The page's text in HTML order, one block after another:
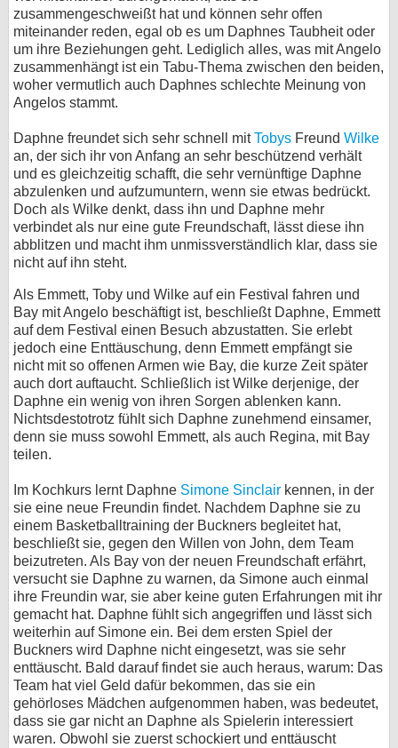
zusammengeschweißt hat und können sehr offen
miteinander reden, egal ob es um Daphnes Taubheit oder
um ihre Beziehungen geht. Lediglich alles, was mit Angelo
zusammenhängt ist ein Tabu-Thema zwischen den beiden,
woher vermutlich auch Daphnes schlechte Meinung von
Angelos stammt.
Daphne freundet sich sehr schnell mitTobys Freund Wilke
an, der sich ihr von Anfang an sehr beschützend verhält
und es gleichzeitig schafft, die sehr vernünftige Daphne
abzulenken und aufzumuntern, wenn sie etwas bedrückt.
Doch als Wilke denkt, dass ihn und Daphne mehr
verbindet als nur eine gute Freundschaft, lässt diese ihn
abblitzen und macht ihm unmissverständlich klar, dass sie
nicht auf ihn steht.
Als Emmett, Toby und Wilke auf ein Festival fahren und
Bay mit Angelo beschäftigt ist, beschließt Daphne, Emmett
auf dem Festival einen Besuch abzustatten. Sie erlebt
jedoch eine Enttäuschung, denn Emmett empfängt sie
nicht mit so offenen Armen wie Bay, die kurze Zeit später
auch dort auftaucht. Schließlich ist Wilke derjenige, der
Daphne ein wenig von ihren Sorgen ablenken kann.
Nichtsdestotrotz fühlt sich Daphne zunehmend einsamer,
denn sie muss sowohl Emmett, als auch Regina, mit Bay
teilen.
Im Kochkurs lernt Daphne Simone Sinclair kennen, in der
sie eine neue Freundin findet. Nachdem Daphne sie zu
einem Basketballtraining der Buckners begleitet hat,
beschließt sie, gegen den Willen von John, dem Team
beizutreten. Als Bay von der neuen Freundschaft erfährt,
versucht sie Daphne zu warnen, da Simone auch einmal
ihre Freundin war, sie aber keine guten Erfahrungen mit ihr
gemacht hat. Daphne fühlt sich angegriffen und lässt sich
weiterhin auf Simone ein. Bei dem ersten Spiel der
Buckners wird Daphne nicht eingesetzt, was sie sehr
enttäuscht. Bald darauf findet sie auch heraus, warum: Das
Team hat viel Geld dafür bekommen, das sie ein
gehörloses Mädchen aufgenommen haben, was bedeutet,
dass sie gar nicht an Daphne als Spielerin interessiert
waren. Obwohl sie zuerst schockiert und enttäuscht